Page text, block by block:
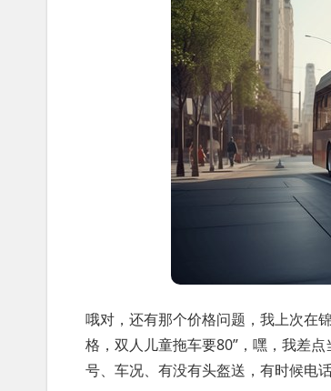
哦对，还有那个价格问题，我上次在
格，双人儿童拖车要80”，嘿，我差
号、车况、有没有头盔送，有时候电